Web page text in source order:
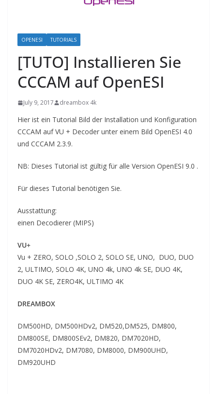
OPENESI TUTORIALS
[TUTO] Installieren Sie
CCCAM auf OpenESI
July 9, 2017 dreambox 4k
Hier ist ein Tutorial Bild der Installation und Konfiguration
CCCAM auf VU + Decoder unter einem Bild OpenESI 4.0
und CCCAM 2.3.9.
NB: Dieses Tutorial ist gültig für alle Version OpenESI 9.0 .
Für dieses Tutorial benötigen Sie.
Ausstattung:
einen Decodierer (MIPS)
VU+
Vu + ZERO, SOLO ,SOLO 2, SOLO SE, UNO, DUO, DUO
2, ULTIMO, SOLO 4K, UNO 4k, UNO 4k SE, DUO 4K,
DUO 4K SE, ZERO4K, ULTIMO 4K
DREAMBOX
DM500HD, DM500HDv2, DM520,DM525, DM800,
DM800SE, DM800SEv2, DM820, DM7020HD,
DM7020HDv2, DM7080, DM8000, DM900UHD,
DM920UHD